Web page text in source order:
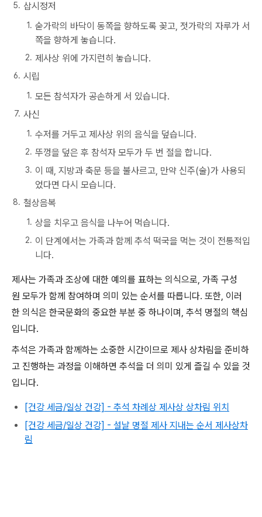
삽시정저
숟가락의 바닥이 동쪽을 향하도록 꽂고, 젓가락의 자루가 서
쪽을 향하게 놓습니다.
제사상 위에 가지런히 놓습니다.
시립
모든 참석자가 공손하게 서 있습니다.
사신
수저를 거두고 제사상 위의 음식을 덮습니다.
뚜껑을 덮은 후 참석자 모두가 두 번 절을 합니다.
이 때, 지방과 축문 등을 불사르고, 만약 신주(술)가 사용되
었다면 다시 모습니다.
철상음복
상을 치우고 음식을 나누어 먹습니다.
이 단계에서는 가족과 함께 추석 떡국을 먹는 것이 전통적입
니다.
제사는 가족과 조상에 대한 예의를 표하는 의식으로, 가족 구성
원 모두가 함께 참여하며 의미 있는 순서를 따릅니다. 또한, 이러
한 의식은 한국문화의 중요한 부분 중 하나이며, 추석 명절의 핵심
입니다.
추석은 가족과 함께하는 소중한 시간이므로 제사 상차림을 준비하
고 진행하는 과정을 이해하면 추석을 더 의미 있게 즐길 수 있을 것
입니다.
[건강 세금/일상 건강] - 추석 차례상 제사상 상차림 위치
[건강 세금/일상 건강] - 설날 명절 제사 지내는 순서 제사상차
림